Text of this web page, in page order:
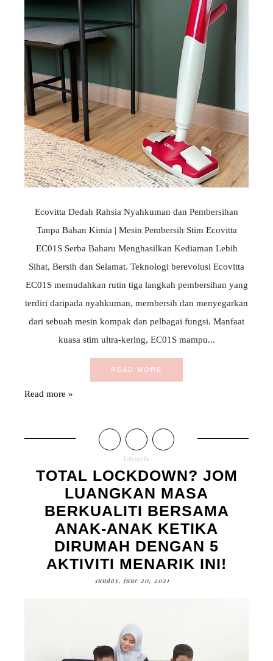
Ecovitta Dedah Rahsia Nyahkuman dan Pembersihan
Tanpa Bahan Kimia | Mesin Pembersih Stim Ecovitta
EC01S Serba Baharu Menghasilkan Kediaman Lebih
Sihat, Bersih dan Selamat. Teknologi berevolusi Ecovitta
EC01S memudahkan rutin tiga langkah pembersihan yang
terdiri daripada nyahkuman, membersih dan menyegarkan
dari sebuah mesin kompak dan pelbagai fungsi. Manfaat
kuasa stim ultra-kering, EC01S mampu...
READ MORE
Read more »
lifestyle
TOTAL LOCKDOWN? JOM
LUANGKAN MASA
BERKUALITI BERSAMA
ANAK-ANAK KETIKA
DIRUMAH DENGAN 5
AKTIVITI MENARIK INI!
sunday, june 20, 2021